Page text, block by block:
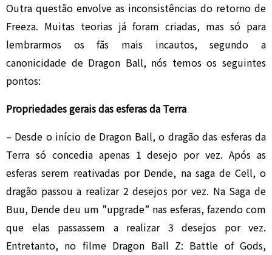
Outra questão envolve as inconsistências do retorno de
Freeza. Muitas teorias já foram criadas, mas só para
lembrarmos os fãs mais incautos, segundo a
canonicidade de Dragon Ball, nós temos os seguintes
pontos:
Propriedades gerais das esferas da Terra
– Desde o início de Dragon Ball, o dragão das esferas da
Terra só concedia apenas 1 desejo por vez. Após as
esferas serem reativadas por Dende, na saga de Cell, o
dragão passou a realizar 2 desejos por vez. Na Saga de
Buu, Dende deu um ”upgrade” nas esferas, fazendo com
que elas passassem a realizar 3 desejos por vez.
Entretanto, no filme Dragon Ball Z: Battle of Gods,